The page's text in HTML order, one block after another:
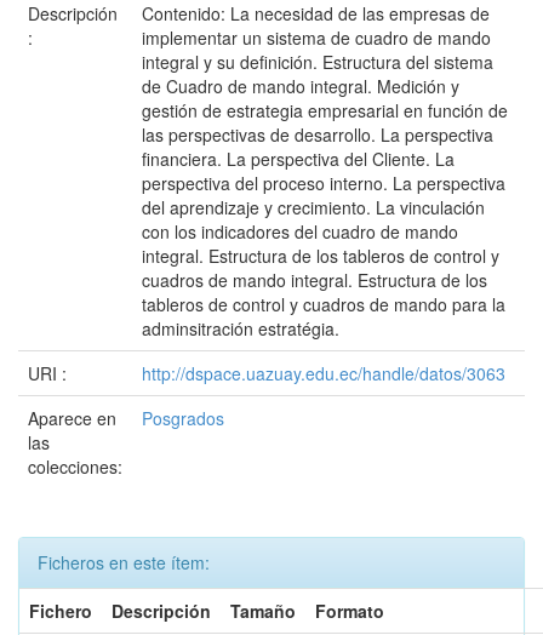
Descripción
:
Contenido: La necesidad de las empresas de
implementar un sistema de cuadro de mando
integral y su definición. Estructura del sistema
de Cuadro de mando integral. Medición y
gestión de estrategia empresarial en función de
las perspectivas de desarrollo. La perspectiva
financiera. La perspectiva del Cliente. La
perspectiva del proceso interno. La perspectiva
del aprendizaje y crecimiento. La vinculación
con los indicadores del cuadro de mando
integral. Estructura de los tableros de control y
cuadros de mando integral. Estructura de los
tableros de control y cuadros de mando para la
adminsitración estratégia.
URI :
http://dspace.uazuay.edu.ec/handle/datos/3063
Aparece en
las
colecciones:
Posgrados
Ficheros en este ítem:
Fichero
Descripción Tamaño
Formato